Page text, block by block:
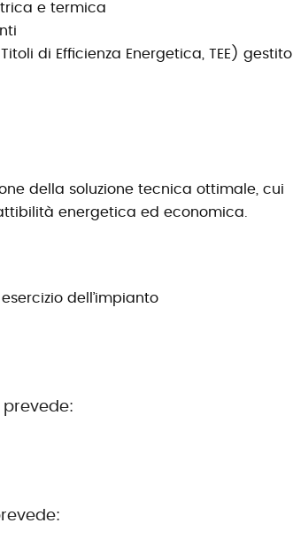
e termica
di Efficienza Energetica, TEE) gestito
della soluzione tecnica ottimale, cui
energetica ed economica.
dell’impianto
prevede: